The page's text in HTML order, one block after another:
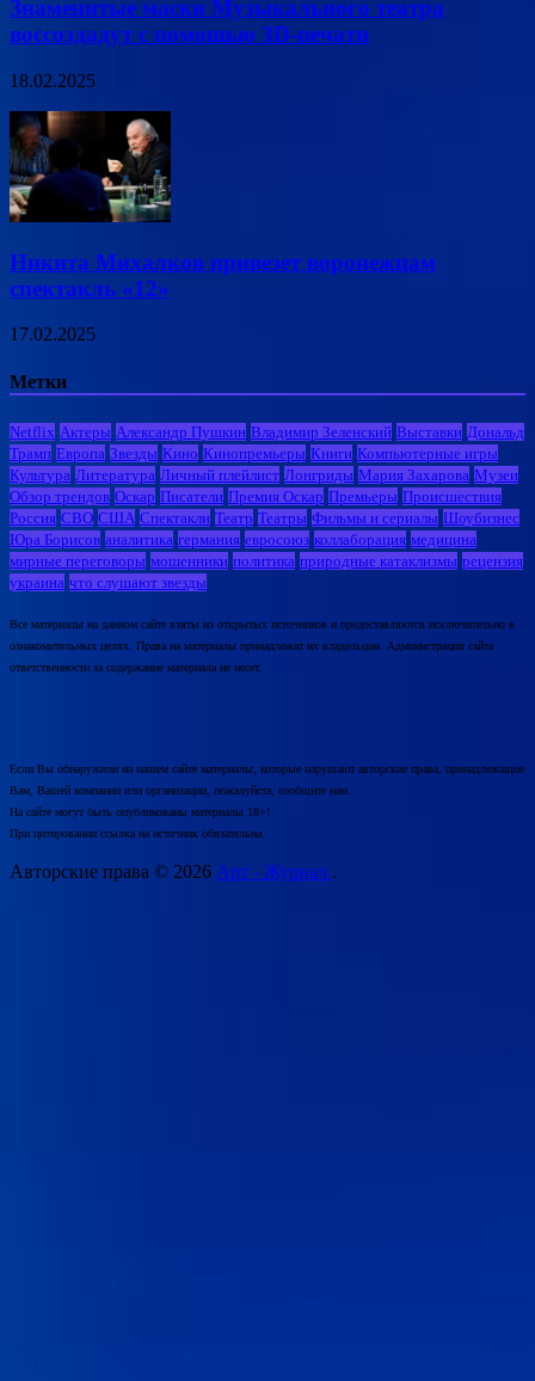
Знаменитые маски Музыкального театра
воссоздадут с помощью 3D-печати
18.02.2025
Никита Михалков привезет воронежцам
спектакль «12»
17.02.2025
Метки
Netflix Актеры Александр Пушкин Владимир Зеленский Выставки Дональд
Трамп Европа Звезды Кино Кинопремьеры Книги Компьютерные игры
Культура Литература Личный плейлист Лонгриды Мария Захарова Музеи
Обзор трендов Оскар Писатели Премия Оскар Премьеры Происшествия
Россия СВО США Спектакли Театр Театры Фильмы и сериалы Шоубизнес
Юра Борисов аналитика германия евросоюз коллаборация медицина
мирные переговоры мошенники политика природные катаклизмы рецензия
украина что слушают звезды
Все материалы на данном сайте взяты из открытых источников и предоставляются исключительно в
ознакомительных целях. Права на материалы принадлежат их владельцам. Администрация сайта
ответственности за содержание материала не несет.
Если Вы обнаружили на нашем сайте материалы, которые нарушают авторские права, принадлежащие
Вам, Вашей компании или организации, пожалуйста, сообщите нам.
На сайте могут быть опубликованы материалы 18+!
При цитировании ссылка на источник обязательна.
Авторские права © 2026 Арт - Журнал..